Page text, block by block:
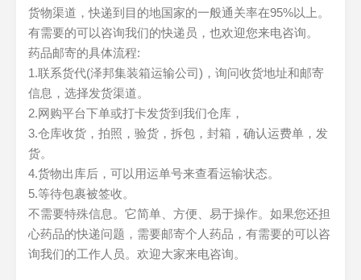
货物渠道，快递到目的地国家的一般通关率在95%以上。
有需要的可以咨询我们的快递员，也欢迎您来电咨询。
药品邮寄的具体流程:
1.联系货代(泽邦集装箱运输公司)，询问收货地址和邮寄
信息，选择发货渠道。
2.网购平台下单或打卡发货到我们仓库，
3.仓库收货，拍照，验货，拆包，封箱，确认运费单，发
货。
4.货物出库后，可以用运单号来查看运输状态。
5.等待包裹被签收。
不需要特殊信息。它简单、方便、易于操作。如果您还担
心药品的快递问题，需要邮寄个人药品，有需要的可以咨
询我们的工作人员。欢迎大家来电咨询。